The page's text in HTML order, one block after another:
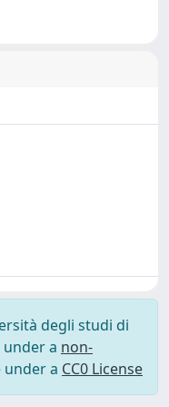
degli studi di
under a non-
under a CC0 License